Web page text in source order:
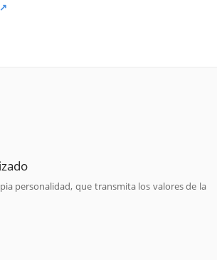
personalidad, que transmita los valores de la